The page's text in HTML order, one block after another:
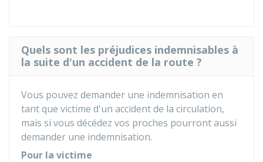
Quels sont les préjudices indemnisables à
la suite d'un accident de la route ?
Vous pouvez demander une indemnisation en
tant que victime d'un accident de la circulation,
mais si vous décédez vos proches pourront aussi
demander une indemnisation.
Pour la victime